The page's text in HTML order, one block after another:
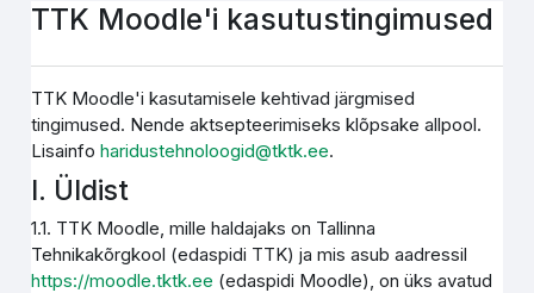
TTK Moodle'i kasutustingimused
TTK Moodle'i kasutamisele kehtivad järgmised
tingimused. Nende aktsepteerimiseks klõpsake allpool.
Lisainfoharidustehnoloogid@tktk.ee.
I. Üldist
1.1. TTK Moodle, mille haldajaks on Tallinna
Tehnikakõrgkool (edaspidi TTK) ja mis asub aadressil
https://moodle.tktk.ee (edaspidi Moodle), on üks avatud